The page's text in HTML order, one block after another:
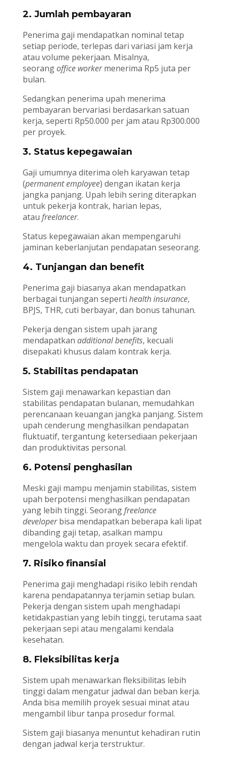
2. Jumlah pembayaran
Penerima gaji mendapatkan nominal tetap
setiap periode, terlepas dari variasi jam kerja
atau volume pekerjaan. Misalnya,
seorangoffice workermenerima Rp5 juta per
bulan.
Sedangkan penerima upah menerima
pembayaran bervariasi berdasarkan satuan
kerja, seperti Rp50.000 per jam atau Rp300.000
per proyek.
3. Status kepegawaian
Gaji umumnya diterima oleh karyawan tetap
(permanent employee) dengan ikatan kerja
jangka panjang. Upah lebih sering diterapkan
untuk pekerja kontrak, harian lepas,
atau freelancer.
Status kepegawaian akan mempengaruhi
jaminan keberlanjutan pendapatan seseorang.
4. Tunjangan dan benefit
Penerima gaji biasanya akan mendapatkan
berbagai tunjangan seperti health insurance,
BPJS, THR, cuti berbayar, dan bonus tahunan.
Pekerja dengan sistem upah jarang
mendapatkan additional benefits, kecuali
disepakati khusus dalam kontrak kerja.
5. Stabilitas pendapatan
Sistem gaji menawarkan kepastian dan
stabilitas pendapatan bulanan, memudahkan
perencanaan keuangan jangka panjang. Sistem
upah cenderung menghasilkan pendapatan
fluktuatif, tergantung ketersediaan pekerjaan
dan produktivitas personal.
6. Potensi penghasilan
Meski gaji mampu menjamin stabilitas, sistem
upah berpotensi menghasilkan pendapatan
yang lebih tinggi. Seorangfreelance
developerbisa mendapatkan beberapa kali lipat
dibanding gaji tetap, asalkan mampu
mengelola waktu dan proyek secara efektif.
7. Risiko finansial
Penerima gaji menghadapi risiko lebih rendah
karena pendapatannya terjamin setiap bulan.
Pekerja dengan sistem upah menghadapi
ketidakpastian yang lebih tinggi, terutama saat
pekerjaan sepi atau mengalami kendala
kesehatan.
8. Fleksibilitas kerja
Sistem upah menawarkan fleksibilitas lebih
tinggi dalam mengatur jadwal dan beban kerja.
Anda bisa memilih proyek sesuai minat atau
mengambil libur tanpa prosedur formal.
Sistem gaji biasanya menuntut kehadiran rutin
dengan jadwal kerja terstruktur.